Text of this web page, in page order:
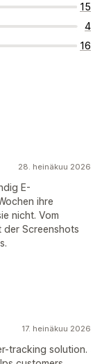
15
4
16
28. heinäkuu 2026
E-
ihre
nicht. Vom
der Screenshots
17. heinäkuu 2026
tracking solution.